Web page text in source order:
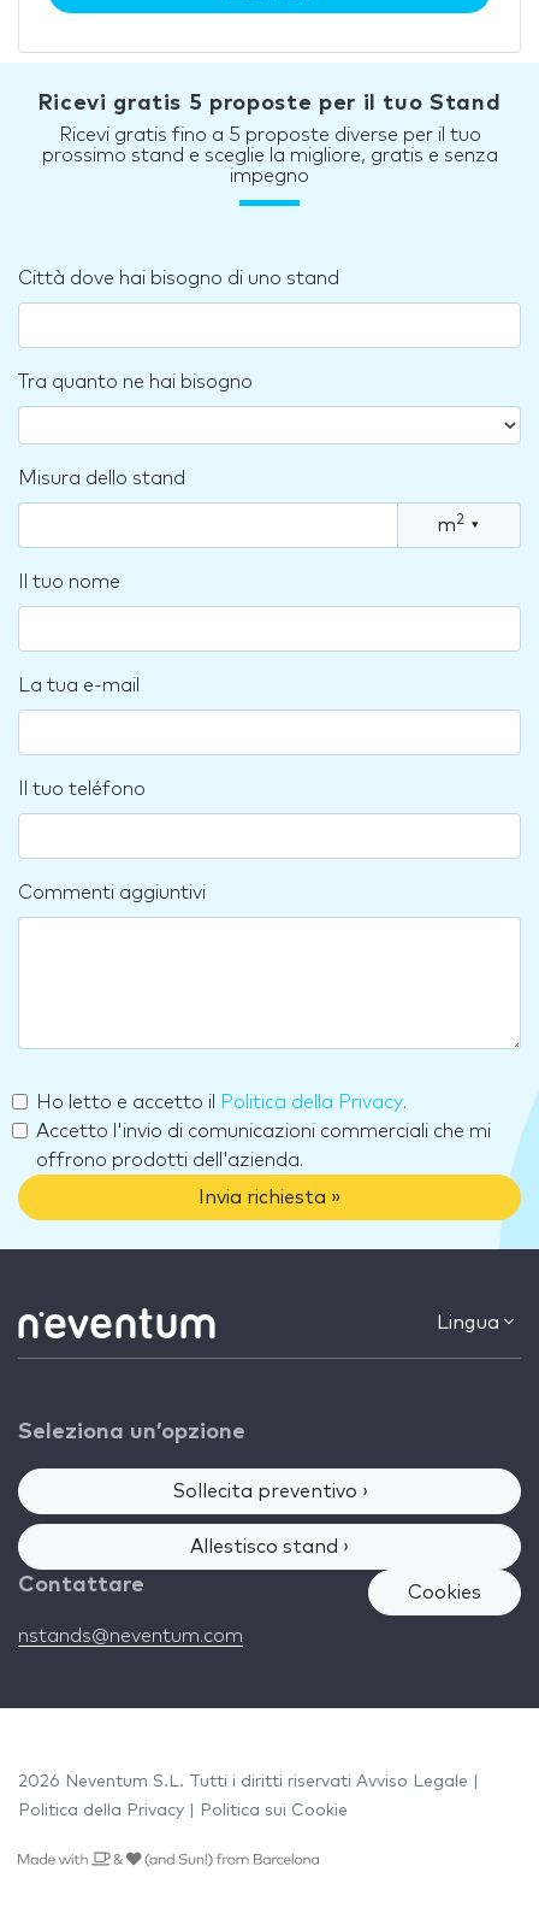
Ricevi gratis 5 proposte per il tuo Stand
Ricevi gratis fino a 5 proposte diverse per il tuo
prossimo stand e sceglie la migliore, gratis e senza
impegno
Città dove hai bisogno di uno stand
Tra quanto ne hai bisogno
Misura dello stand
m2 ▾
Il tuo nome
La tua e-mail
Il tuo teléfono
Commenti aggiuntivi
Ho letto e accetto il Politica della Privacy.
Accetto l'invio di comunicazioni commerciali che mi
offrono prodotti dell'azienda.
Invia richiesta »
Lingua
Seleziona un’opzione
Sollecita preventivo ›
Allestisco stand ›
Contattare
nstands@neventum.com
Cookies
2026 Neventum S.L. Tutti i diritti riservati Avviso Legale
Politica della Privacy
Politica sui Cookie